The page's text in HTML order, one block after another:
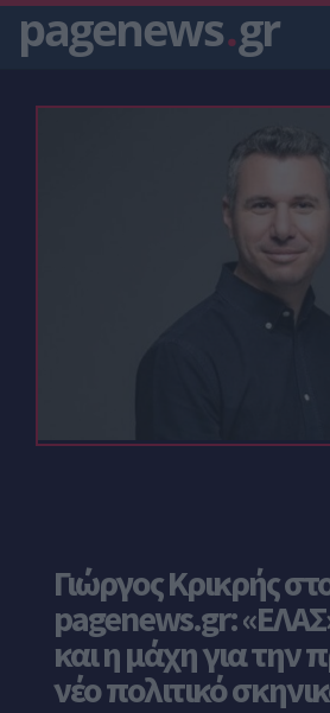
pagenews.gr
Γιώργος Κρικρής
pagenews.gr:
και η μάχη για την
νέο πολιτικό